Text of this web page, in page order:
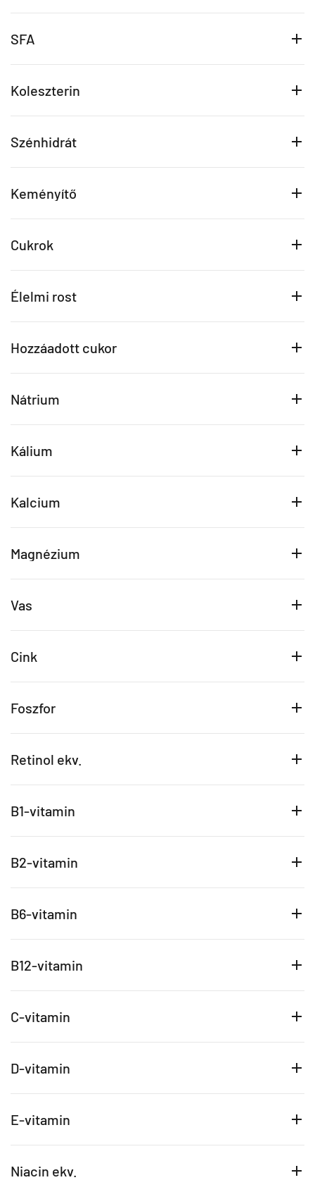
SFA
Koleszterin
Szénhidrát
Keményítő
Cukrok
Élelmi rost
Hozzáadott cukor
Nátrium
Kálium
Kalcium
Magnézium
Vas
Cink
Foszfor
Retinol ekv.
B1-vitamin
B2-vitamin
B6-vitamin
B12-vitamin
C-vitamin
D-vitamin
E-vitamin
Niacin ekv.